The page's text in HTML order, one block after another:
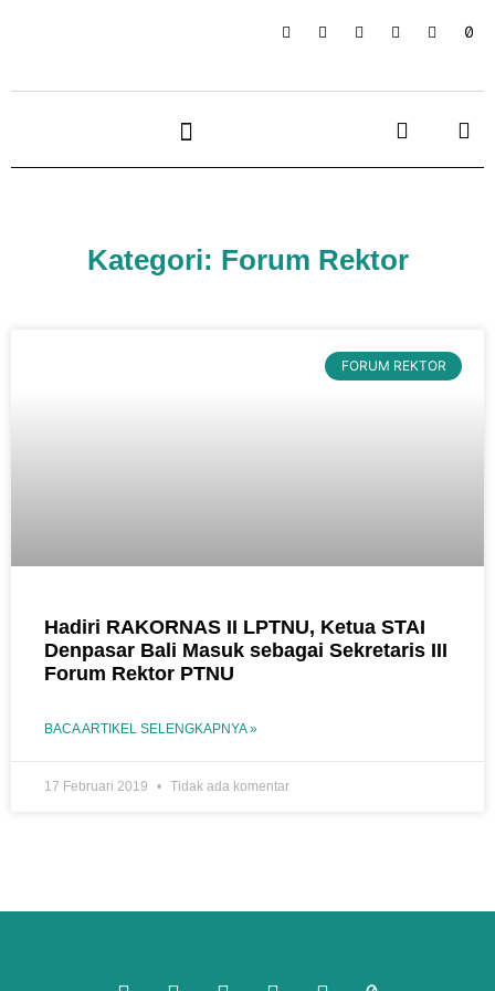
Kategori: Forum Rektor
FORUM REKTOR
Hadiri RAKORNAS II LPTNU, Ketua STAI
Denpasar Bali Masuk sebagai Sekretaris III
Forum Rektor PTNU
BACA ARTIKEL SELENGKAPNYA »
17 Februari 2019 Tidak ada komentar